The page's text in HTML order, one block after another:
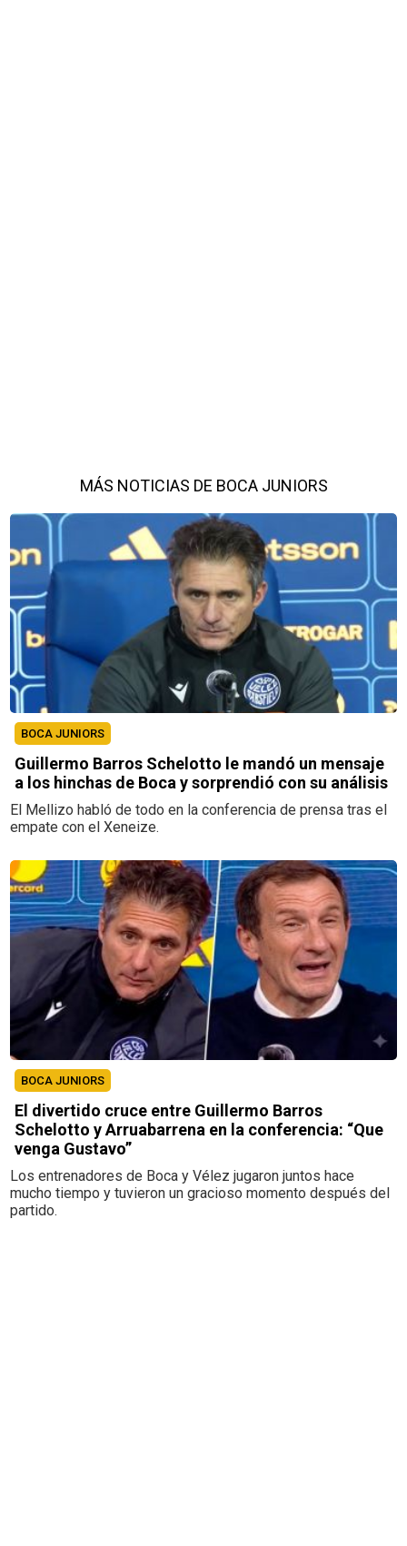
MÁS NOTICIAS DE BOCA JUNIORS
BOCA JUNIORS
Guillermo Barros Schelotto le mandó un mensaje
a los hinchas de Boca y sorprendió con su análisis
El Mellizo habló de todo en la conferencia de prensa tras el
empate con el Xeneize.
BOCA JUNIORS
El divertido cruce entre Guillermo Barros
Schelotto y Arruabarrena en la conferencia: “Que
venga Gustavo”
Los entrenadores de Boca y Vélez jugaron juntos hace
mucho tiempo y tuvieron un gracioso momento después del
partido.